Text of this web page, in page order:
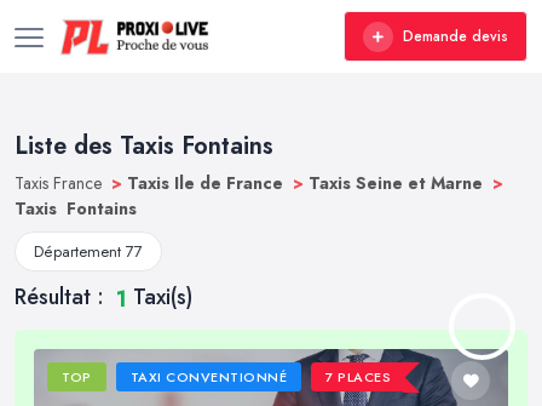
Demande devis
Liste des Taxis Fontains
Taxis France > Taxis Ile de France > Taxis Seine et Marne >
Taxis Fontains
Département 77
Résultat : 1 Taxi(s)
TOP TAXI CONVENTIONNÉ 7 PLACES